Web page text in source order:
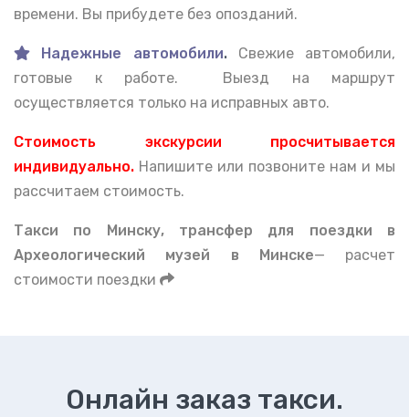
времени. Вы прибудете без опозданий.
Надежные автомобили. Свежие автомобили,
готовые к работе. Выезд на маршрут
осуществляется только на исправных авто.
Стоимость экскурсии просчитывается
индивидуально. Напишите или позвоните нам и мы
рассчитаем стоимость.
Такси по Минску, трансфер для поездки в
Археологический музей в Минске— расчет
стоимости поездки
Онлайн заказ такси.